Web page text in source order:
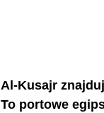
Al-Kusajr
To portowe